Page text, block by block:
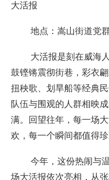
大活报
地点：嵩山街道党群
大活报是刻在威海
鼓铿锵震彻街巷，彩衣
扭秧歌、划旱船等经典
队伍与围观的人群相映
满。回望往年，每一场
欢，每一个瞬间都值得珍
今年，这份热闹与温
场大活报依次亮相，从